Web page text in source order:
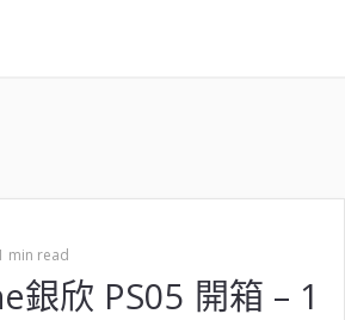
min read
銀欣 PS05 開箱 – 1